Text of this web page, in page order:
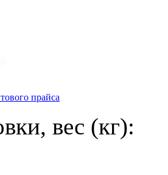
прайса
вес (кг):